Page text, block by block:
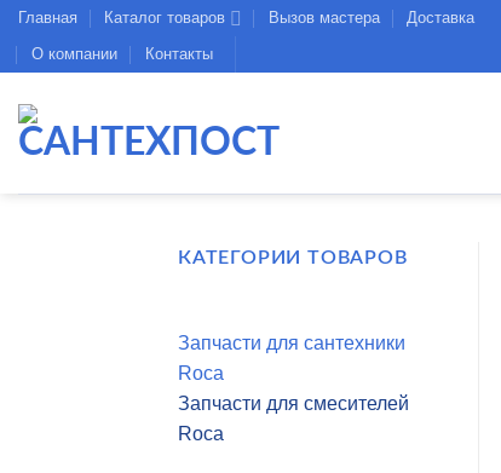
Skip
content
Главная Каталог товаров Вызов мастера
Доставка
О компании
Контакты
КАТЕГОРИИ ТОВАРОВ
Запчасти для сантехники
Roca
Запчасти для смесителей
Roca